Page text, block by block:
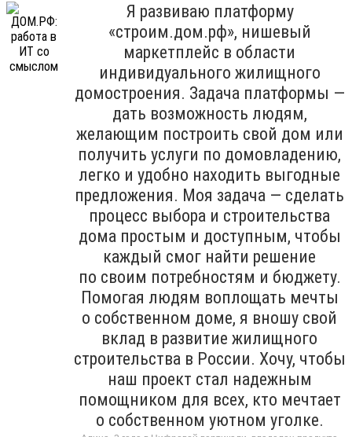
Я развиваю платформу
«строим.дом.рф», нишевый
маркетплейс в области
индивидуального жилищного
домостроения. Задача платформы —
дать возможность людям,
желающим построить свой дом или
получить услуги по домовладению,
легко и удобно находить выгодные
предложения. Моя задача — сделать
процесс выбора и строительства
дома простым и доступным, чтобы
каждый смог найти решение
по своим потребностям и бюджету.
Помогая людям воплощать мечты
о собственном доме, я вношу свой
вклад в развитие жилищного
строительства в России. Хочу, чтобы
наш проект стал надежным
помощником для всех, кто мечтает
о собственном уютном уголке.